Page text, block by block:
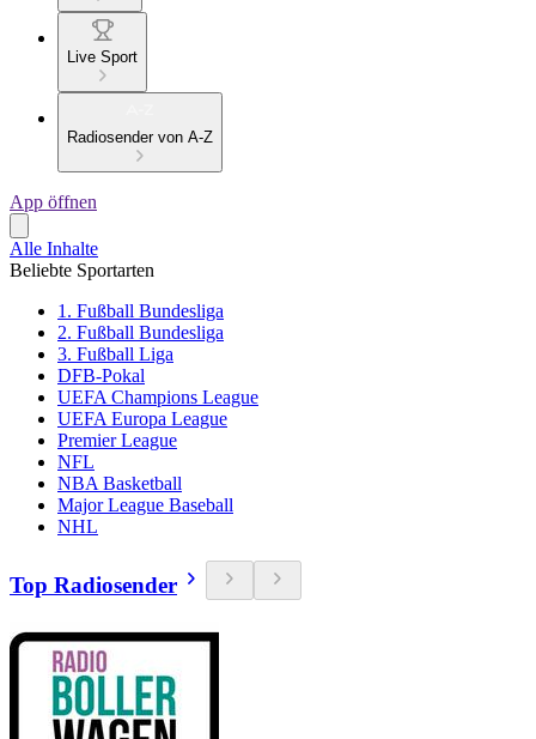
Live Sport
Radiosender von A-Z
App öffnen
Alle Inhalte
Beliebte Sportarten
1. Fußball Bundesliga
2. Fußball Bundesliga
3. Fußball Liga
DFB-Pokal
UEFA Champions League
UEFA Europa League
Premier League
NFL
NBA Basketball
Major League Baseball
NHL
Top Radiosender